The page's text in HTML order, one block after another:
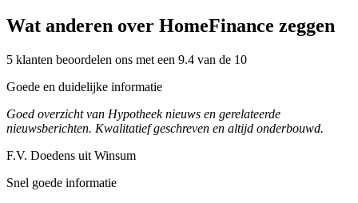
Wat anderen over HomeFinance zeggen
5 klanten beoordelen ons met een 9.4 van de 10
Goede en duidelijke informatie
Goed overzicht van Hypotheek nieuws en gerelateerde
nieuwsberichten. Kwalitatief geschreven en altijd onderbouwd.
F.V. Doedens uit Winsum
Snel goede informatie